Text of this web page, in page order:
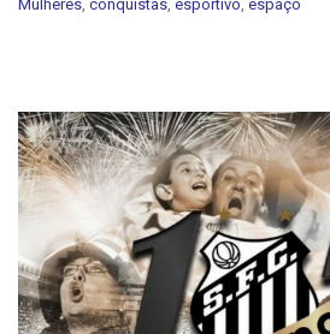
Mulheres conquistas esportivo espaço